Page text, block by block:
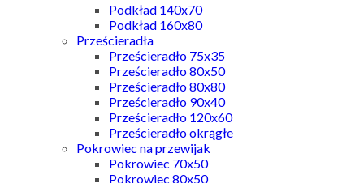
Podkład 140x70
Podkład 160x80
Prześcieradła
Prześcieradło 75x35
Prześcieradło 80x50
Prześcieradło 80x80
Prześcieradło 90x40
Prześcieradło 120x60
Prześcieradło okrągłe
Pokrowiec na przewijak
Pokrowiec 70x50
Pokrowiec 80x50